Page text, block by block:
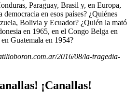
Paraguay, Brasil y, en Europa,
en esos países? ¿Quiénes
Bolivia y Ecuador? ¿Quién la mató
en 1965, en el Congo Belga en
Guatemala en 1954?
2016/08/la-tragedia-
¡Canallas!